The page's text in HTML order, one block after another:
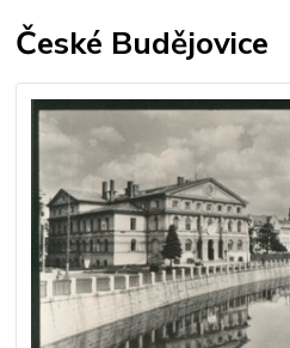
České Budějovice